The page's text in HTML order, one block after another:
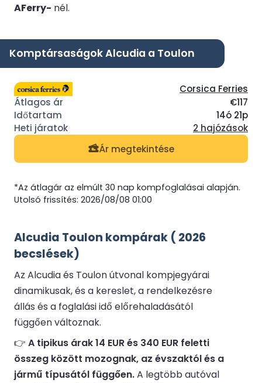
AFerry- nél.
Komptársaságok Alcudia a Toulon
Corsica Ferries
€117
14ó 21p
2 hajózások
Ár megtekintése
*Az átlagár az elmúlt 30 nap kompfoglalásai alapján.
Utolsó frissítés: 2026/08/08 01:00
Alcudia Toulon kompárak ( 2026
becslések)
Az Alcudia és Toulon útvonal kompjegyárai
dinamikusak, és a kereslet, a rendelkezésre
állás és a foglalási idő előrehaladásától
függően változnak.
👉 A tipikus árak 14 EUR és 340 EUR feletti
összeg között mozognak, az évszaktól és a
jármű típusától függően.A legtöbb autóval